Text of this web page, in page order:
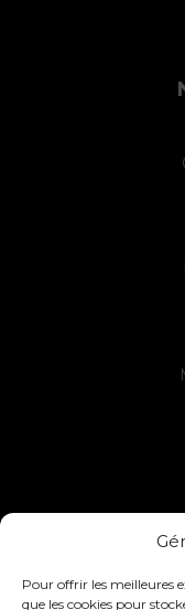
Pour offrir les meilleures
que les cookies pour